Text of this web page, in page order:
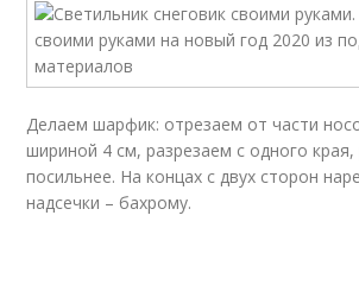
Делаем шарфик: отрезаем от части
шириной 4 см, разрезаем с одного края,
посильнее. На концах с двух сторон
надсечки – бахрому.